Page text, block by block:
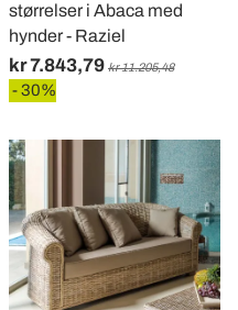
størrelser i Abaca med
hynder - Raziel
kr 7.843,79 kr 11.205,48
- 30%